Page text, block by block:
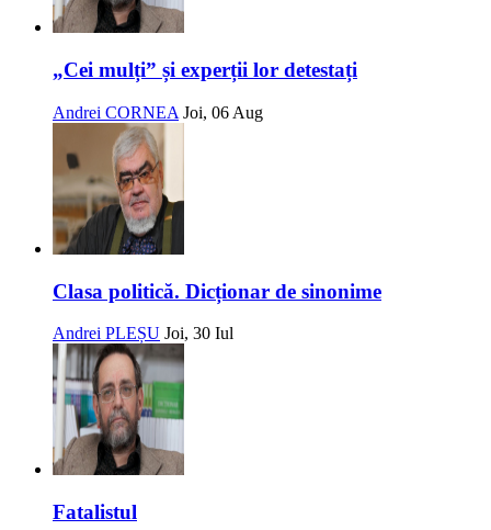
„Cei mulți” și experții lor detestați
Andrei CORNEA Joi, 06 Aug
Clasa politică. Dicționar de sinonime
Andrei PLEȘU Joi, 30 Iul
Fatalistul